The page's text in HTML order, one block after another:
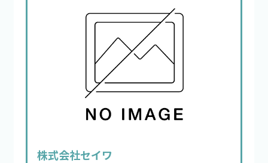
株式会社セイワ